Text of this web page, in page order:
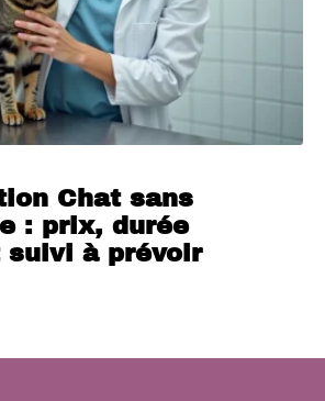
Chat sans
: prix, durée
suivi à prévoir